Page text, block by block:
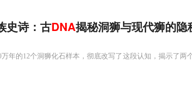
史诗：古DNA揭秘洞狮与现代狮的隐
年的12个洞狮化石样本，彻底改写了这段认知，揭示了两